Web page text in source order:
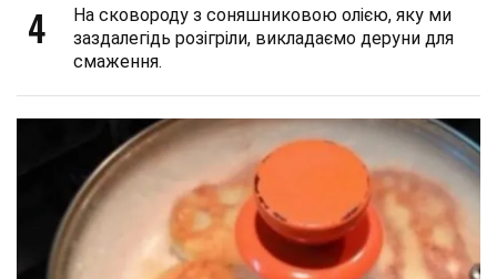
4
На сковороду з соняшниковою олією, яку ми
заздалегідь розігріли, викладаємо деруни для
смаження.